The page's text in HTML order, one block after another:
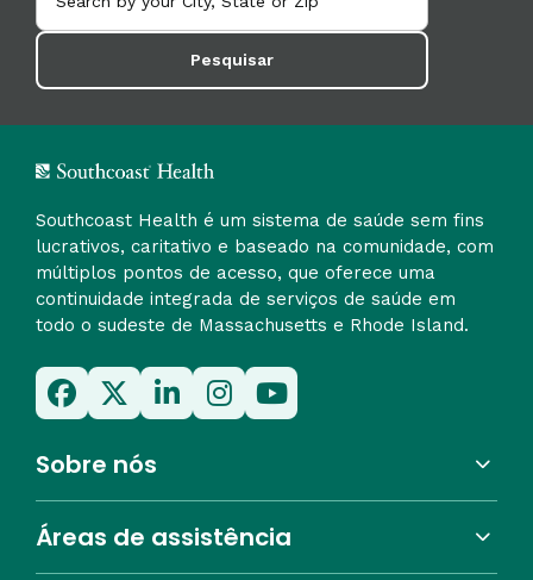
Pesquisar
Southcoast Health é um sistema de saúde sem fins
lucrativos, caritativo e baseado na comunidade, com
múltiplos pontos de acesso, que oferece uma
continuidade integrada de serviços de saúde em
todo o sudeste de Massachusetts e Rhode Island.
Sobre nós
Áreas de assistência